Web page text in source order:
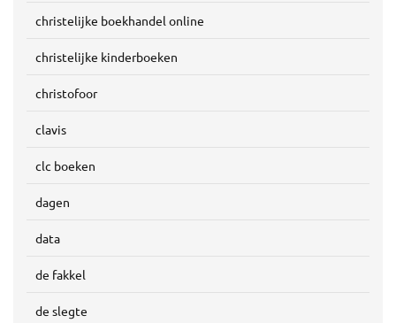
christelijke boekhandel online
christelijke kinderboeken
christofoor
clavis
clc boeken
dagen
data
de fakkel
de slegte